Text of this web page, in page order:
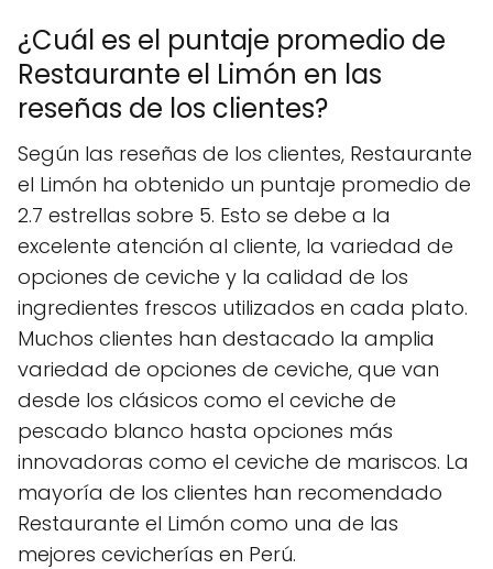
¿Cuál es el puntaje promedio de
Restaurante el Limón en las
reseñas de los clientes?
Según las reseñas de los clientes, Restaurante
el Limón ha obtenido un puntaje promedio de
2.7 estrellas sobre 5. Esto se debe a la
excelente atención al cliente, la variedad de
opciones de ceviche y la calidad de los
ingredientes frescos utilizados en cada plato.
Muchos clientes han destacado la amplia
variedad de opciones de ceviche, que van
desde los clásicos como el ceviche de
pescado blanco hasta opciones más
innovadoras como el ceviche de mariscos. La
mayoría de los clientes han recomendado
Restaurante el Limón como una de las
mejores cevicherías en Perú.